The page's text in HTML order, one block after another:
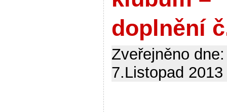
doplnění
Zveřejněno dne:
7.Listopad 2013